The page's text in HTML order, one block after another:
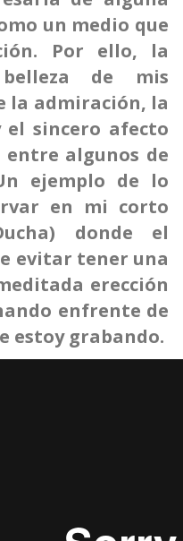
un medio que
Por ello, la
de mis
la admiración, la
el sincero afecto
algunos de
ejemplo de lo
en mi corto
donde el
evitar tener una
erección
enfrente de
estoy grabando.